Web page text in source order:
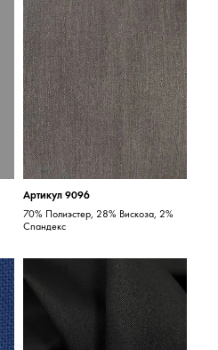
Артикул 9096
70% Полиэстер, 28% Вискоза, 2%
Спандекс